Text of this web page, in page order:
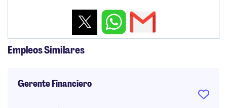
Empleos Similares
Gerente Financiero